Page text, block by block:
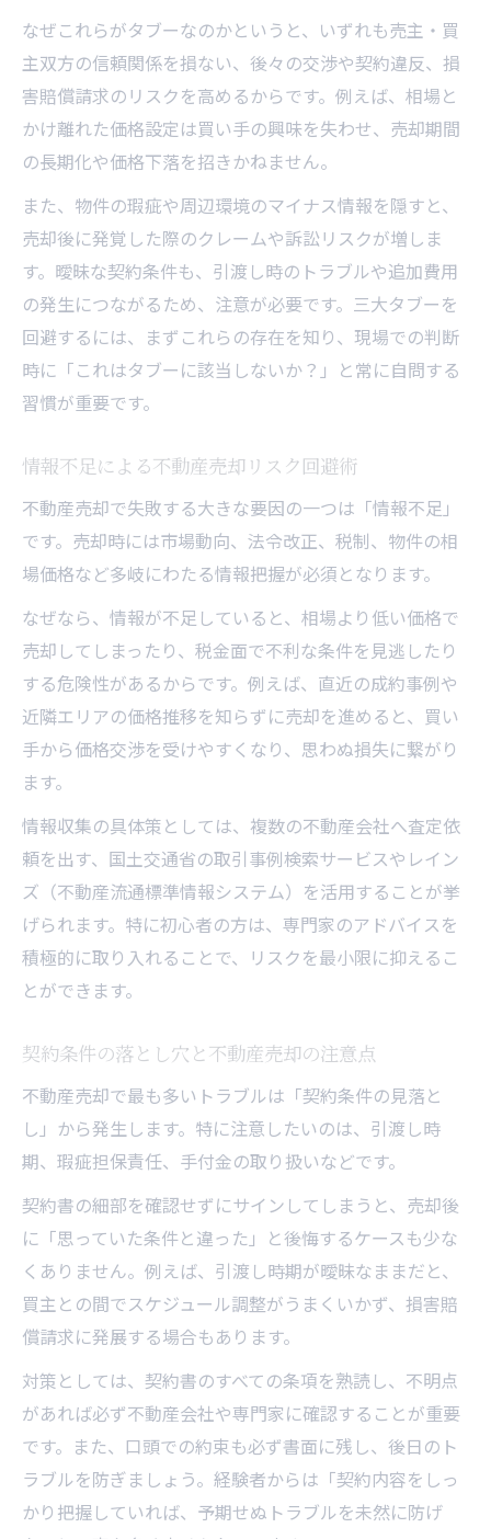
不動産売却で起こりやすい誤解と注意点
説明不足による不動産売却リスクの実例
媒介契約の盲点と不動産売却リスク管理
買主トラブルを防ぐ不動産売却の心得
申込み前後に潜む不動産売却の落とし穴対
策
業界用語『あんこ』も押さえる危険回避術
不動産売却で知っておきたい『あんこ』の
意味
業界用語を正しく理解し不動産売却リスク
軽減
現場スラングが引き起こす不動産売却リス
ク
不動産売却で損しないための用語解説と対
策
5%ルールから学ぶ損失防止のコツ
不動産売却の5%ルールを実践的に活用する
価格交渉で役立つ不動産売却5%ルールの本
質
5%ルールに関する不動産売却の注意ポイン
損失を防ぐための不動産売却判断基準
不動産売却で5%ルールを見極める重要性
納得の不動産売却へ導く判断ポイント解説
不動産売却で納得するための判断ポイント
集
交渉力を高める不動産売却のリスク管理法
不動産売却成功のための実践的チェックリ
スト
リスクを見極めて進める不動産売却の流れ
なぜこれらがタブーなのかというと、いずれも売主・買
主双方の信頼関係を損ない、後々の交渉や契約違反、損
害賠償請求のリスクを高めるからです。例えば、相場と
かけ離れた価格設定は買い手の興味を失わせ、売却期間
の長期化や価格下落を招きかねません。
また、物件の瑕疵や周辺環境のマイナス情報を隠すと、
売却後に発覚した際のクレームや訴訟リスクが増しま
す。曖昧な契約条件も、引渡し時のトラブルや追加費用
の発生につながるため、注意が必要です。三大タブーを
回避するには、まずこれらの存在を知り、現場での判断
時に「これはタブーに該当しないか？」と常に自問する
習慣が重要です。
情報不足による不動産売却リスク回避術
不動産売却で失敗する大きな要因の一つは「情報不足」
です。売却時には市場動向、法令改正、税制、物件の相
場価格など多岐にわたる情報把握が必須となります。
なぜなら、情報が不足していると、相場より低い価格で
売却してしまったり、税金面で不利な条件を見逃したり
する危険性があるからです。例えば、直近の成約事例や
近隣エリアの価格推移を知らずに売却を進めると、買い
手から価格交渉を受けやすくなり、思わぬ損失に繋がり
ます。
情報収集の具体策としては、複数の不動産会社へ査定依
頼を出す、国土交通省の取引事例検索サービスやレイン
ズ（不動産流通標準情報システム）を活用することが挙
げられます。特に初心者の方は、専門家のアドバイスを
積極的に取り入れることで、リスクを最小限に抑えるこ
とができます。
契約条件の落とし穴と不動産売却の注意点
不動産売却で最も多いトラブルは「契約条件の見落と
し」から発生します。特に注意したいのは、引渡し時
期、瑕疵担保責任、手付金の取り扱いなどです。
契約書の細部を確認せずにサインしてしまうと、売却後
に「思っていた条件と違った」と後悔するケースも少な
くありません。例えば、引渡し時期が曖昧なままだと、
買主との間でスケジュール調整がうまくいかず、損害賠
償請求に発展する場合もあります。
対策としては、契約書のすべての条項を熟読し、不明点
があれば必ず不動産会社や専門家に確認することが重要
です。また、口頭での約束も必ず書面に残し、後日のト
ラブルを防ぎましょう。経験者からは「契約内容をしっ
かり把握していれば、予期せぬトラブルを未然に防げ